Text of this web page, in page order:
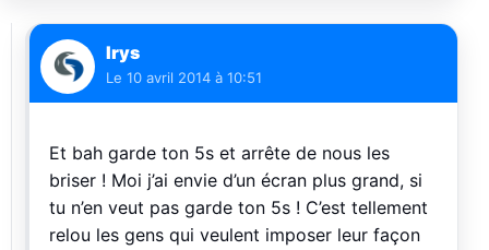
Irys
Le 10 avril 2014 à 10:51
Et bah garde ton 5s et arrête de nous les
briser ! Moi j’ai envie d’un écran plus grand, si
tu n’en veut pas garde ton 5s ! C’est tellement
relou les gens qui veulent imposer leur façon